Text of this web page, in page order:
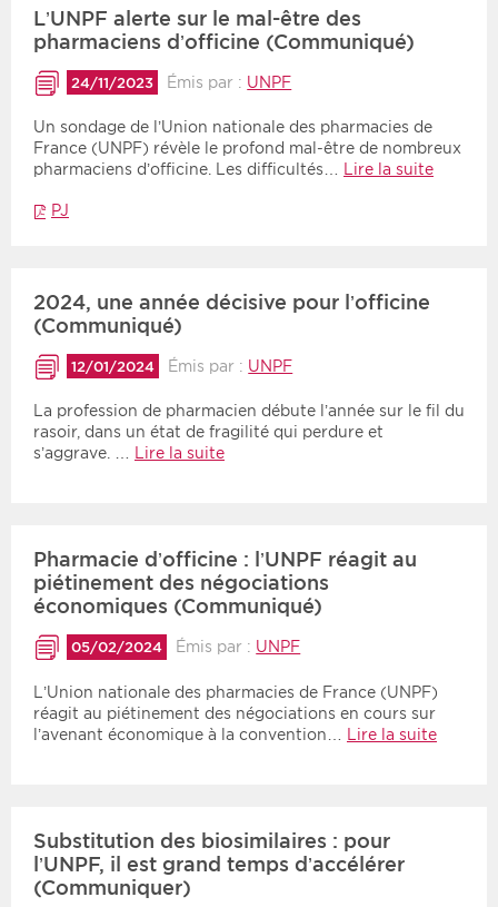
L’UNPF alerte sur le mal-être des
pharmaciens d’officine (Communiqué)
24/11/2023 Émis par : UNPF
Un sondage de l’Union nationale des pharmacies de
France (UNPF) révèle le profond mal-être de nombreux
pharmaciens d’officine. Les difficultés…
Lire la suite
PJ
2024, une année décisive pour l’officine
(Communiqué)
12/01/2024 Émis par : UNPF
La profession de pharmacien débute l’année sur le fil du
rasoir, dans un état de fragilité qui perdure et
s’aggrave. … Lire la suite
Pharmacie d’officine : l’UNPF réagit au
piétinement des négociations
économiques (Communiqué)
05/02/2024 Émis par : UNPF
L’Union nationale des pharmacies de France (UNPF)
réagit au piétinement des négociations en cours sur
l’avenant économique à la convention…
Lire la suite
Substitution des biosimilaires : pour
l’UNPF, il est grand temps d’accélérer
(Communiquer)